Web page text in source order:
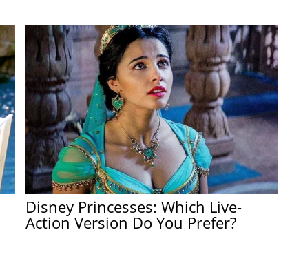
Disney Princesses: Which Live-
Action Version Do You Prefer?